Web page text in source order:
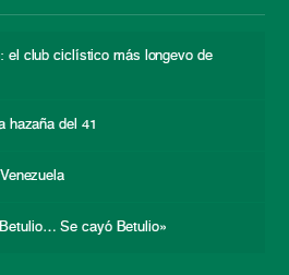
el club ciclístico más longevo de
hazaña del 41
Se cayó Betulio»